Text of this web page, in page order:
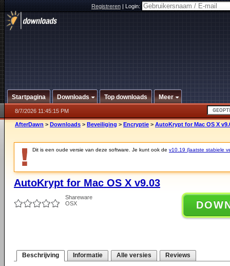
Registreren|Login:
Startpagina Downloads Top downloads Meer
8/7/2026 11:45:15 PM
AfterDawn > Downloads > Beveiliging > Encryptie > AutoKrypt for Mac OS X
Dit is een oude versie van deze software. Je kunt ook de v10.19 (laatste stabiele
AutoKrypt for Mac OS X v9.03
Shareware
OSX
Beschrijving Informatie Alle versies Reviews